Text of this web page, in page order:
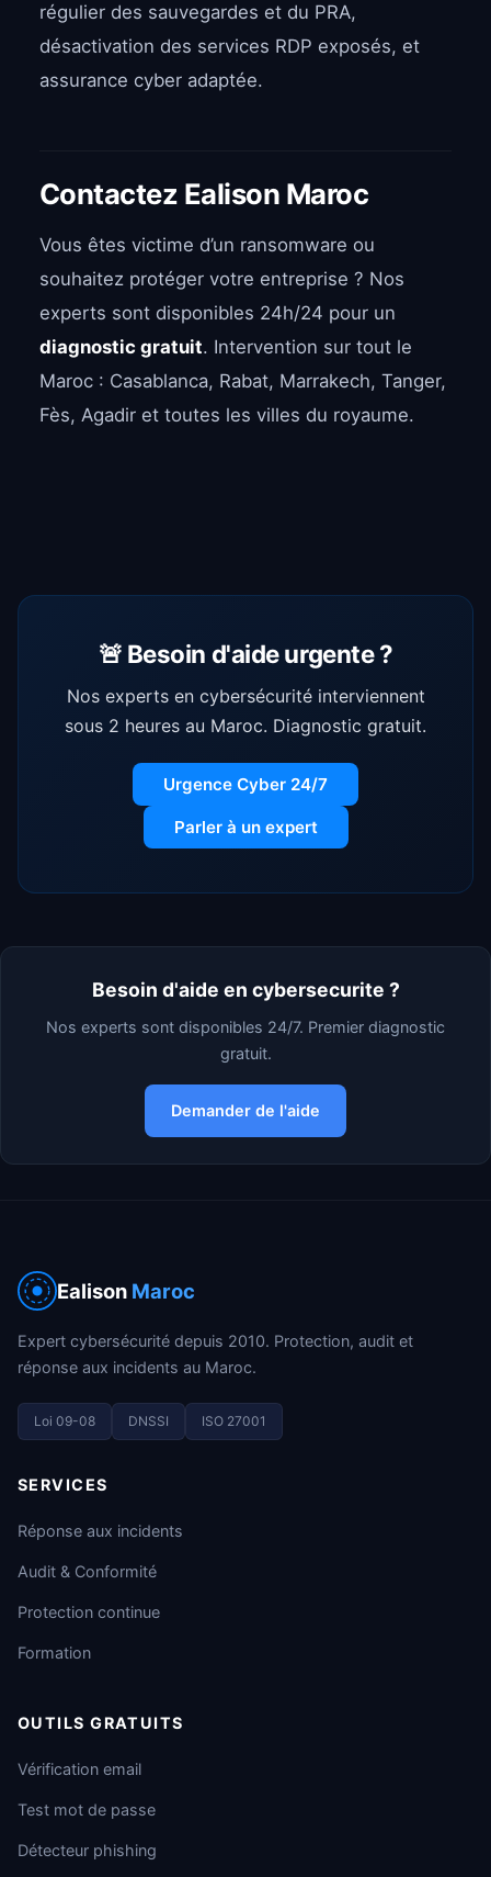
régulier des sauvegardes et du PRA,
désactivation des services RDP exposés, et
assurance cyber adaptée.
Contactez Ealison Maroc
Vous êtes victime d’un ransomware ou
souhaitez protéger votre entreprise ? Nos
experts sont disponibles 24h/24 pour un
diagnostic gratuit. Intervention sur tout le
Maroc : Casablanca, Rabat, Marrakech, Tanger,
Fès, Agadir et toutes les villes du royaume.
🚨 Besoin d'aide urgente ?
Nos experts en cybersécurité interviennent
sous 2 heures au Maroc. Diagnostic gratuit.
Urgence Cyber 24/7
Parler à un expert
Besoin d'aide en cybersecurite ?
Nos experts sont disponibles 24/7. Premier diagnostic
gratuit.
Demander de l'aide
Ealison Maroc
Expert cybersécurité depuis 2010. Protection, audit et
réponse aux incidents au Maroc.
Loi 09-08 DNSSI ISO 27001
SERVICES
Réponse aux incidents
Audit & Conformité
Protection continue
Formation
OUTILS GRATUITS
Vérification email
Test mot de passe
Détecteur phishing